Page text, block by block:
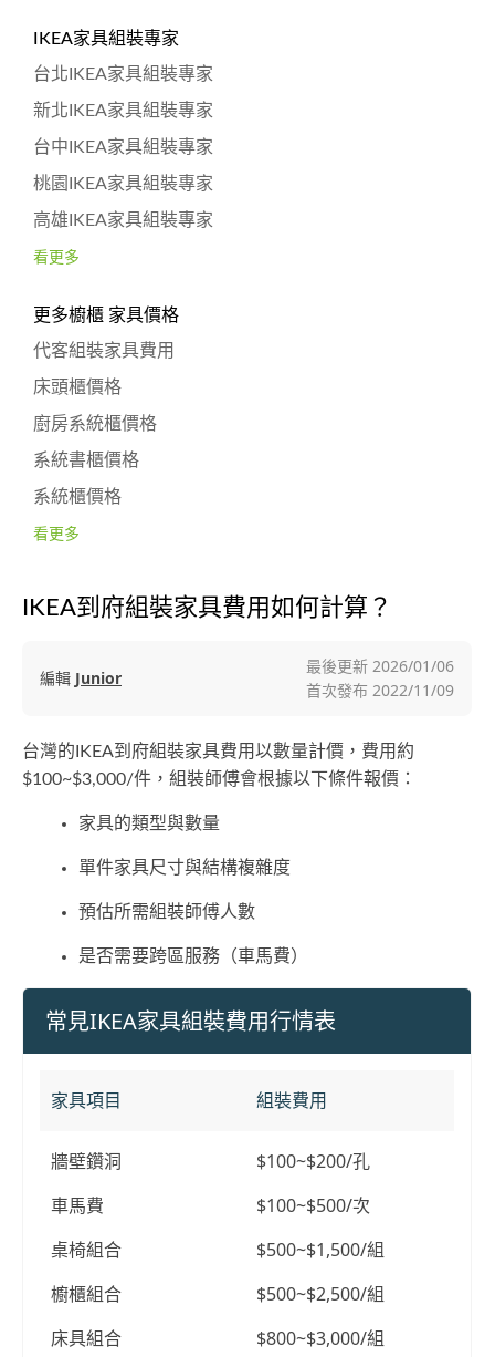
IKEA家具組裝專家
台北IKEA家具組裝專家
新北IKEA家具組裝專家
台中IKEA家具組裝專家
桃園IKEA家具組裝專家
高雄IKEA家具組裝專家
看更多
更多櫥櫃 家具價格
代客組裝家具費用
床頭櫃價格
廚房系統櫃價格
系統書櫃價格
系統櫃價格
看更多
IKEA到府組裝家具費用如何計算？
編輯 Junior
最後更新 2026/01/06
首次發布 2022/11/09
台灣的IKEA到府組裝家具費用以數量計價，費用約
$100~$3,000/件，組裝師傅會根據以下條件報價：
家具的類型與數量
單件家具尺寸與結構複雜度
預估所需組裝師傅人數
是否需要跨區服務（車馬費）
常見IKEA家具組裝費用行情表
家具項目 組裝費用
牆壁鑽洞
$100~$200/孔
車馬費
$100~$500/次
桌椅組合
$500~$1,500/組
櫥櫃組合
$500~$2,500/組
床具組合
$800~$3,000/組